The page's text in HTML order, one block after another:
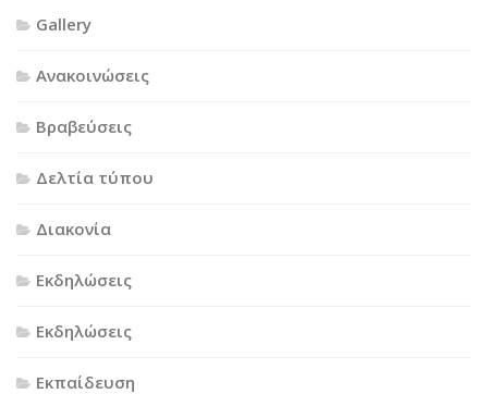
Gallery
Ανακοινώσεις
Βραβεύσεις
Δελτία τύπου
Διακονία
Εκδηλώσεις
Εκδηλώσεις
Εκπαίδευση